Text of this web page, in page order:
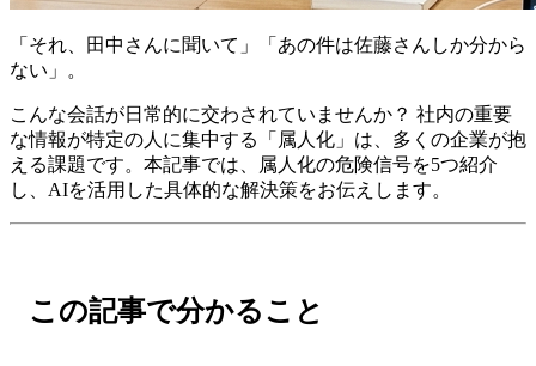
「それ、田中さんに聞いて」「あの件は佐藤さんしか分から
ない」。
こんな会話が日常的に交わされていませんか？ 社内の重要
な情報が特定の人に集中する「属人化」は、多くの企業が抱
える課題です。本記事では、属人化の危険信号を5つ紹介
し、AIを活用した具体的な解決策をお伝えします。
この記事で分かること